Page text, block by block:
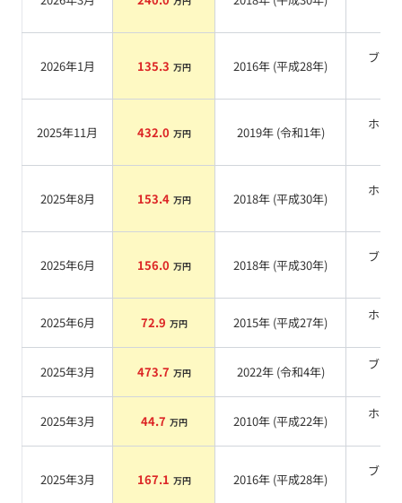
2026年1月 135.3 万円 2016年 (平成28年)
ブラ
2025年11月 432.0 万円 2019年 (令和1年)
ホワ
2025年8月 153.4 万円 2018年 (平成30年)
ホワ
2025年6月 156.0 万円 2018年 (平成30年)
ブラ
2025年6月 72.9 万円 2015年 (平成27年)
ホワ
2025年3月 473.7 万円 2022年 (令和4年)
ブラ
2025年3月 44.7 万円 2010年 (平成22年)
ホワ
2025年3月 167.1 万円 2016年 (平成28年)
ブラ